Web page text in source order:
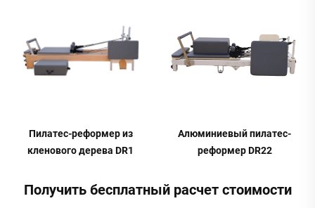
Пилатес-реформер из
кленового дерева DR1
Алюминиевый пилатес-
реформер DR22
Получить бесплатный расчет стоимости